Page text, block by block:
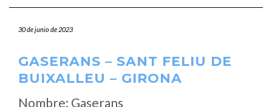
30 de junio de 2023
GASERANS – SANT FELIU DE
BUIXALLEU – GIRONA
Nombre: Gaserans